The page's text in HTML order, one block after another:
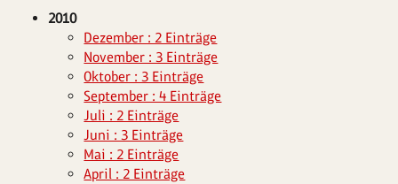
2010
Dezember : 2 Einträge
November : 3 Einträge
Oktober : 3 Einträge
September : 4 Einträge
Juli : 2 Einträge
Juni : 3 Einträge
Mai : 2 Einträge
April : 2 Einträge